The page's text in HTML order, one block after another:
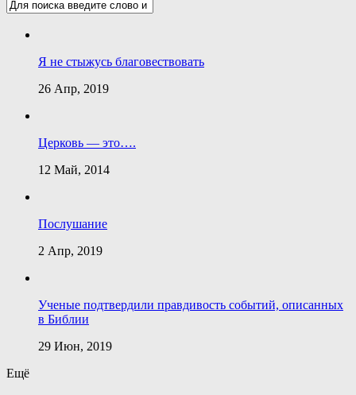
Я не стыжусь благовествовать
26 Апр, 2019
Церковь — это….
12 Май, 2014
Послушание
2 Апр, 2019
Ученые подтвердили правдивость событий, описанных
в Библии
29 Июн, 2019
Ещё